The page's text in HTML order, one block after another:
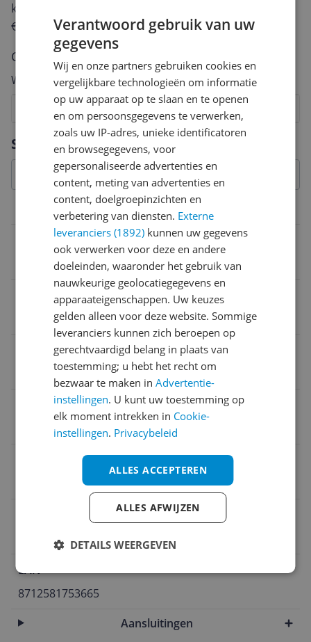
Specificaties
Belangrijkste kenmerken
Type paneel
Video aansluitingen
DisplayPort
Ingebouwde speakers
verversingssnelheid
schermgrootte
Beeldscherpte
4K (2160p)
EAN
8712581753665
Aansluitingen
keuze te maken én maak je iedere maand kans op
€250,-!
Klik hier voor de actievoorwaarden.
Cijfer
Welk cijfer geef jij dit product?
8
5
Vraag 1 van 4
Verantwoord gebruik van uw
gegevens
Wij en onze partners gebruiken cookies en
vergelijkbare technologieën om informatie
op uw apparaat op te slaan en te openen
en om persoonsgegevens te verwerken,
zoals uw IP-adres, unieke identificatoren
en browsegegevens, voor
gepersonaliseerde advertenties en
content, meting van advertenties en
content, doelgroepinzichten en
verbetering van diensten. Externe
leveranciers (1892) kunnen uw gegevens
ook verwerken voor deze en andere
doeleinden, waaronder het gebruik van
nauwkeurige geolocatiegegevens en
apparaateigenschappen. Uw keuzes
gelden alleen voor deze website. Sommige
leveranciers kunnen zich beroepen op
gerechtvaardigd belang in plaats van
toestemming; u hebt het recht om
bezwaar te maken inAdvertentie-
instellingen. U kunt uw toestemming op
elk moment intrekken in Cookie-
instellingen. Privacybeleid
ALLES ACCEPTEREN
ALLES AFWIJZEN
DETAILS WEERGEVEN